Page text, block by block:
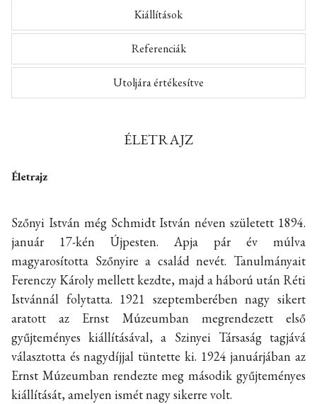
Kiállítások
Referenciák
Utoljára értékesítve
ÉLETRAJZ
Életrajz
Szőnyi István még Schmidt István néven született 1894.
január 17-kén Újpesten. Apja pár év múlva
magyarosította Szőnyire a család nevét. Tanulmányait
Ferenczy Károly mellett kezdte, majd a háború után Réti
Istvánnál folytatta. 1921 szeptemberében nagy sikert
aratott az Ernst Múzeumban megrendezett első
gyűjteményes kiállításával, a Szinyei Társaság tagjává
választotta és nagydíjjal tüntette ki. 1924 januárjában az
Ernst Múzeumban rendezte meg második gyűjteményes
kiállítását, amelyen ismét nagy sikerre volt.